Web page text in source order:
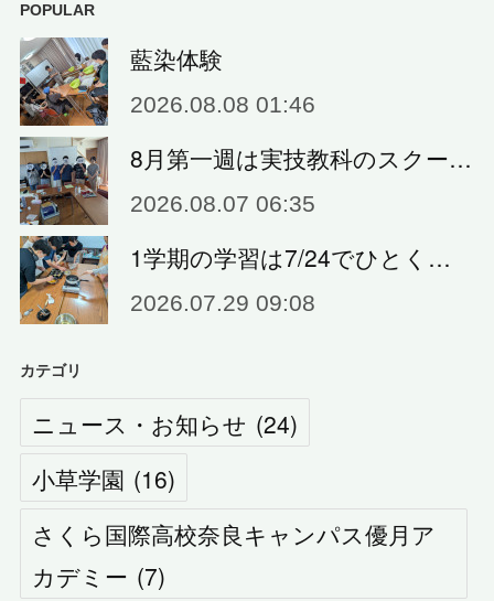
POPULAR
藍染体験
2026.08.08 01:46
8月第一週は実技教科のスクー…
2026.08.07 06:35
1学期の学習は7/24でひとく…
2026.07.29 09:08
カテゴリ
ニュース・お知らせ (24)
小草学園 (16)
さくら国際高校奈良キャンパス優月ア
カデミー (7)